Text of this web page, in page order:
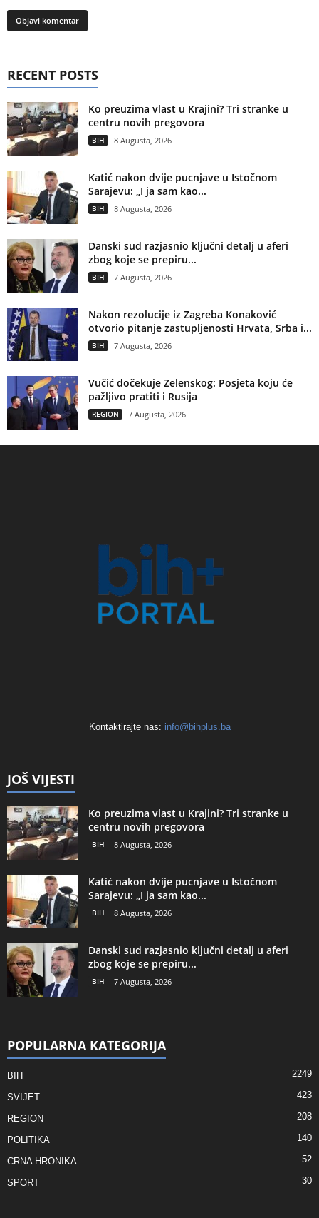
RECENT POSTS
Ko preuzima vlast u Krajini? Tri stranke u
centru novih pregovora
BIH 8 Augusta, 2026
Katić nakon dvije pucnjave u Istočnom
Sarajevu: „I ja sam kao...
BIH 8 Augusta, 2026
Danski sud razjasnio ključni detalj u aferi
zbog koje se prepiru...
BIH 7 Augusta, 2026
Nakon rezolucije iz Zagreba Konaković
otvorio pitanje zastupljenosti Hrvata, Srba i...
BIH 7 Augusta, 2026
Vučić dočekuje Zelenskog: Posjeta koju će
pažljivo pratiti i Rusija
REGION 7 Augusta, 2026
Kontaktirajte nas: info@bihplus.ba
JOŠ VIJESTI
Ko preuzima vlast u Krajini? Tri stranke u
centru novih pregovora
BIH 8 Augusta, 2026
Katić nakon dvije pucnjave u Istočnom
Sarajevu: „I ja sam kao...
BIH 8 Augusta, 2026
Danski sud razjasnio ključni detalj u aferi
zbog koje se prepiru...
BIH 7 Augusta, 2026
POPULARNA KATEGORIJA
BIH 2249
SVIJET 423
REGION 208
POLITIKA 140
CRNA HRONIKA 52
SPORT 30